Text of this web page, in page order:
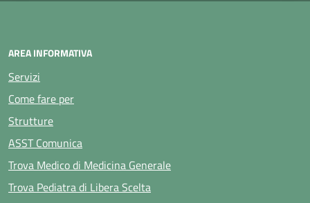
AREA INFORMATIVA
Servizi
Come fare per
Strutture
ASST Comunica
Trova Medico di Medicina Generale
Trova Pediatra di Libera Scelta